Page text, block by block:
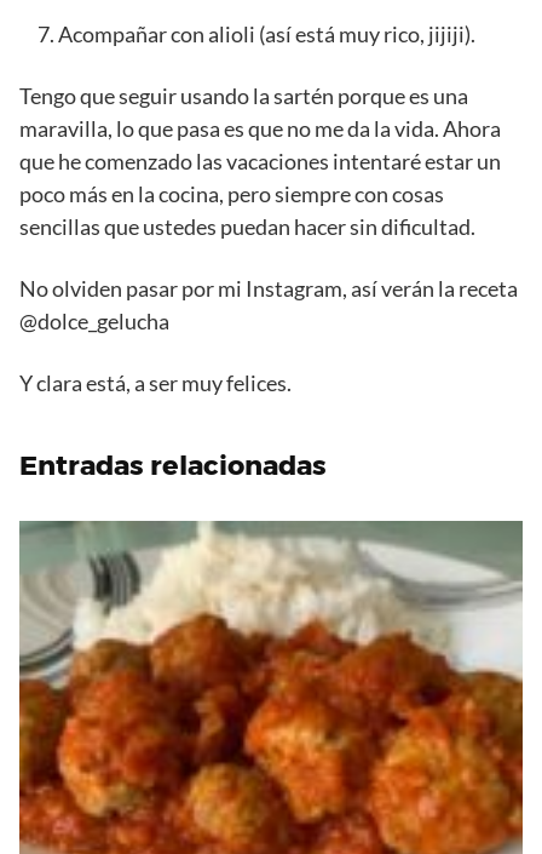
Acompañar con alioli (así está muy rico, jijiji).
Tengo que seguir usando la sartén porque es una
maravilla, lo que pasa es que no me da la vida. Ahora
que he comenzado las vacaciones intentaré estar un
poco más en la cocina, pero siempre con cosas
sencillas que ustedes puedan hacer sin dificultad.
No olviden pasar por mi Instagram, así verán la receta
@dolce_gelucha
Y clara está, a ser muy felices.
Entradas relacionadas